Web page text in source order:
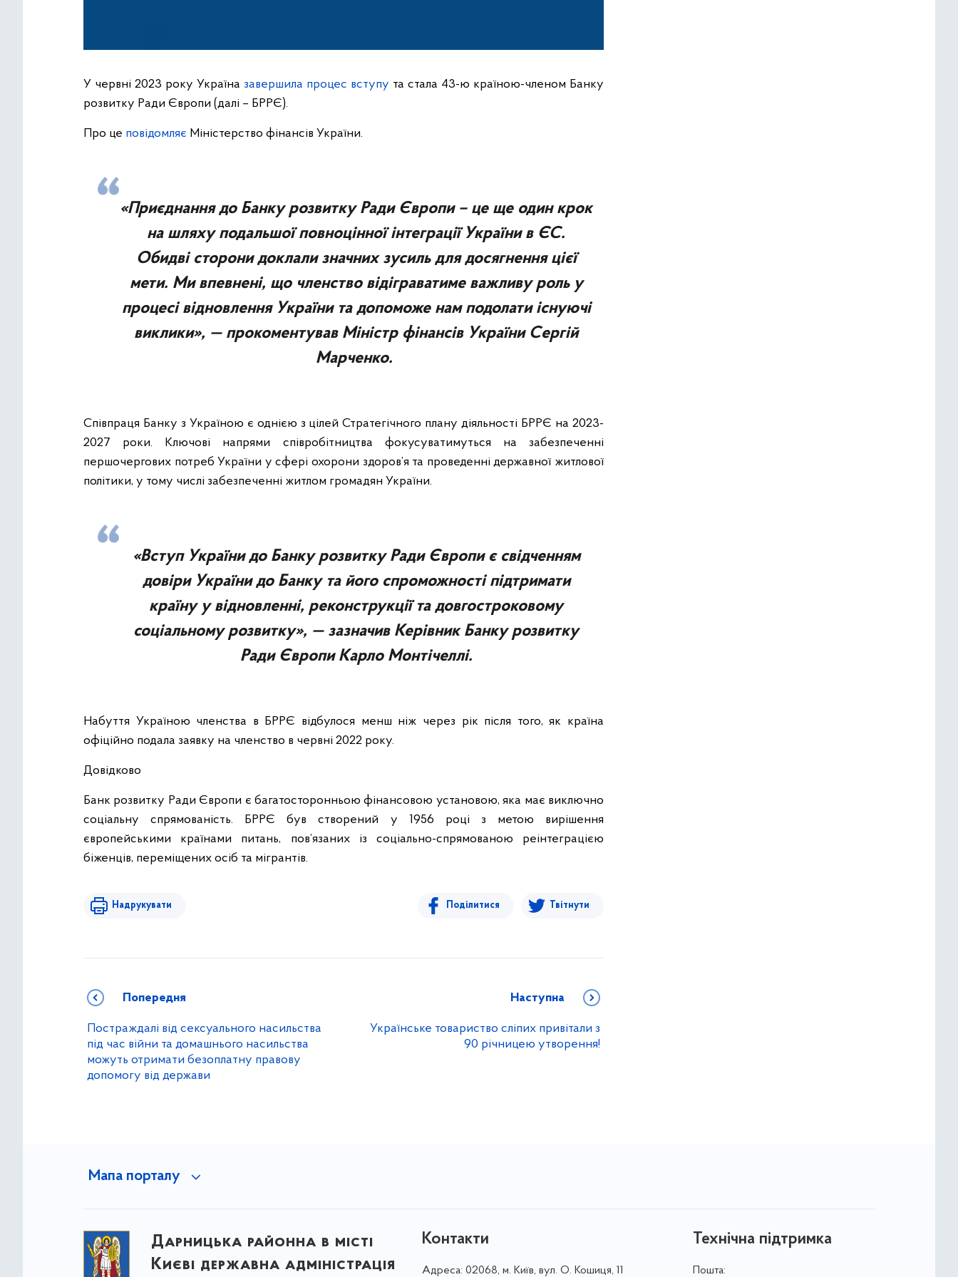
У червні 2023 року Україна завершила процес вступу та стала 43-ю країною-членом Банку
розвитку Ради Європи (далі – БРРЄ).
Про це повідомляє Міністерство фінансів України.
«Приєднання до Банку розвитку Ради Європи – це ще один крок
на шляху подальшої повноцінної інтеграції України в ЄС.
Обидві сторони доклали значних зусиль для досягнення цієї
мети. Ми впевнені, що членство відіграватиме важливу роль у
процесі відновлення України та допоможе нам подолати існуючі
виклики», — прокоментував Міністр фінансів України Сергій
Марченко.
Співпраця Банку з Україною є однією з цілей Стратегічного плану діяльності БРРЄ на 2023-
2027 роки. Ключові напрями співробітництва фокусуватимуться на забезпеченні
першочергових потреб України у сфері охорони здоров’я та проведенні державної житлової
політики, у тому числі забезпеченні житлом громадян України.
«Вступ України до Банку розвитку Ради Європи є свідченням
довіри України до Банку та його спроможності підтримати
країну у відновленні, реконструкції та довгостроковому
соціальному розвитку», — зазначив Керівник Банку розвитку
Ради Європи Карло Монтічеллі.
Набуття Україною членства в БРРЄ відбулося менш ніж через рік після того, як країна
офіційно подала заявку на членство в червні 2022 року.
Довідково
Банк розвитку Ради Європи є багатосторонньою фінансовою установою, яка має виключно
соціальну спрямованість. БРРЄ був створений у 1956 році з метою вирішення
європейськими країнами питань, пов’язаних із соціально-спрямованою реінтеграцією
біженців, переміщених осіб та мігрантів.
Надрукувати Поділитися Твітнути
Попередня
Постраждалі від сексуального насильства
під час війни та домашнього насильства
можуть отримати безоплатну правову
допомогу від держави
Наступна
Українське товариство сліпих привітали з
90 річницею утворення!
Мапа порталу
Дарницька районна в місті
Києві державна адміністрація
Контакти
Адреса: 02068, м. Київ, вул. О. Кошиця, 11
Технічна підтримка
Пошта: